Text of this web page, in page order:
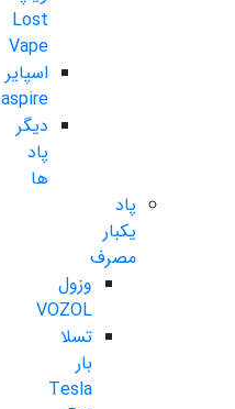
Lost
Vape
اسپایر
aspire
دیگر
پاد
ها
پاد
یکبار
مصرف
وزول
VOZOL
تسلا
بار
Tesla